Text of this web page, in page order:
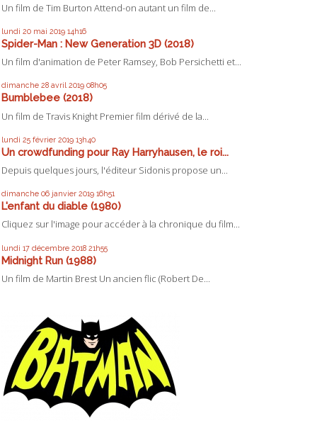
Un film de Tim Burton Attend-on autant un film de...
lundi 20 mai 2019 14h16
Spider-Man : New Generation 3D (2018)
Un film d'animation de Peter Ramsey, Bob Persichetti et...
dimanche 28 avril 2019 08h05
Bumblebee (2018)
Un film de Travis Knight Premier film dérivé de la...
lundi 25 février 2019 13h40
Un crowdfunding pour Ray Harryhausen, le roi...
Depuis quelques jours, l'éditeur Sidonis propose un...
dimanche 06 janvier 2019 16h51
L'enfant du diable (1980)
Cliquez sur l'image pour accéder à la chronique du film...
lundi 17 décembre 2018 21h55
Midnight Run (1988)
Un film de Martin Brest Un ancien flic (Robert De...